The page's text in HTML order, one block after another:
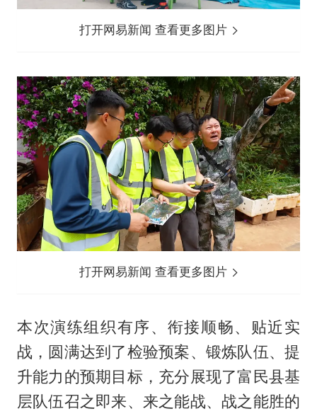
打开网易新闻 查看更多图片
打开网易新闻 查看更多图片
本次演练组织有序、衔接顺畅、贴近实
战，圆满达到了检验预案、锻炼队伍、提
升能力的预期目标，充分展现了富民县基
层队伍召之即来、来之能战、战之能胜的